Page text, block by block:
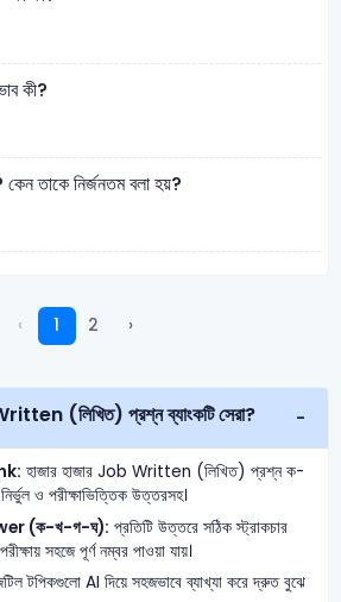
কী?
কেন তাকে নির্জনতম বলা হয়?
‹ 1 2 ›
Written (লিখিত) প্রশ্ন ব্যাংকটি সেরা?
হাজার হাজার Job Written (লিখিত) প্রশ্ন ক-
ও পরীক্ষাভিত্তিক উত্তরসহ।
(ক-খ-গ-ঘ): প্রতিটি উত্তরে সঠিক স্ট্রাকচার
সহজে পূর্ণ নম্বর পাওয়া যায়।
টপিকগুলো AI দিয়ে সহজভাবে ব্যাখ্যা করে দ্রুত বুঝে